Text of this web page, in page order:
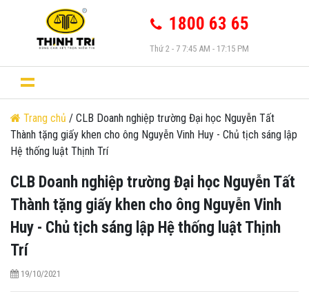
1800 63 65
Thứ 2 - 7 7:45 AM - 17:15 PM
Trang chủ / CLB Doanh nghiệp trường Đại học Nguyễn Tất
Thành tặng giấy khen cho ông Nguyễn Vinh Huy - Chủ tịch sáng lập
Hệ thống luật Thịnh Trí
CLB Doanh nghiệp trường Đại học Nguyễn Tất
Thành tặng giấy khen cho ông Nguyễn Vinh
Huy - Chủ tịch sáng lập Hệ thống luật Thịnh
Trí
19/10/2021